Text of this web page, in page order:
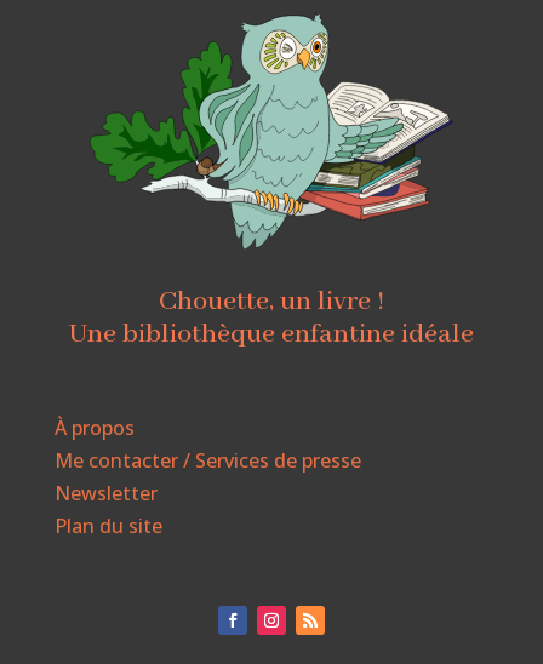
Chouette, un livre !
Une bibliothèque enfantine idéale
À propos
Me contacter / Services de presse
Newsletter
Plan du site